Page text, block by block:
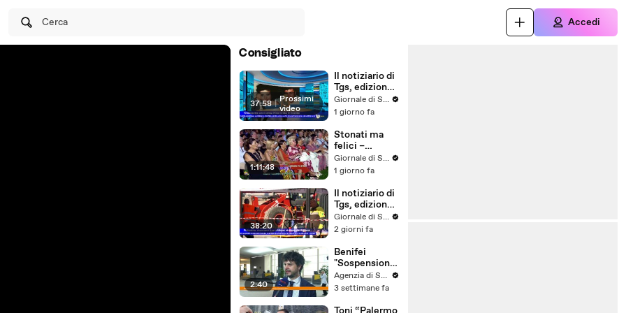
Cerca Accedi
Consigliato
37:58 | Prossimi
video
Il notiziario di
Tgs, edizione
del 5 agosto –
ore 13.50
Giornale di Sicilia
1 giorno fa
1:11:48
Stonati ma
felici –
Puntata 16Giornale di Sicilia
1 giorno fa
38:20
Il notiziario di
Tgs, edizione
del 4 agosto –
ore 13.50
Giornale di Sicilia
2 giorni fa
2:40
Benifei
"Sospensione
accordo Ue-
Israele
commerciale,
Agenzia di Stampa ITALPRESS
3 settimane fa